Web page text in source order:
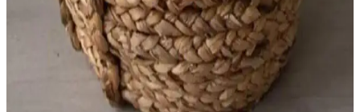
En kaliteli yastıklar sayesinde dekorasyonunuza şıklık ve konfor
katın. Doğru malzeme, dolgu ve renk seçimiyle yaşam alanlarınızı
daha sıcak ve estetik hale getirin.
ÇİÇEKCE HOME Boncuk Silikon Elyaf 1 Kg:
Yumuşak ve Pratik Dolgu Malzemesi